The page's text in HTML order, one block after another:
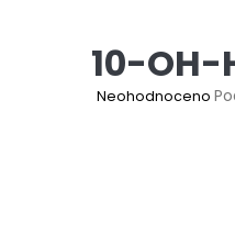
10-OH-
Průměrné
Neohodnoceno